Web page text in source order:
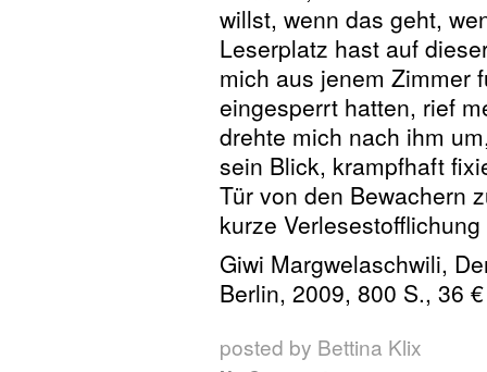
willst, wenn das geht,
Leserplatz hast auf
mich aus jenem Zimmer
eingesperrt hatten, rief
drehte mich nach ihm
sein Blick, krampfhaft
Tür von den Bewachern
kurze Verlesestofflichung
Giwi Margwelaschwili,
Berlin, 2009, 800 S., 36 €
posted by Bettina Klix